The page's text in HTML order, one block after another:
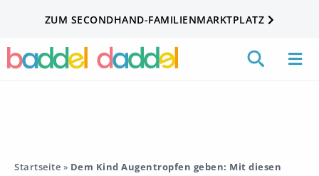
ZUM SECONDHAND-FAMILIENMARKTPLATZ
Startseite » Dem Kind Augentropfen geben: Mit diesen